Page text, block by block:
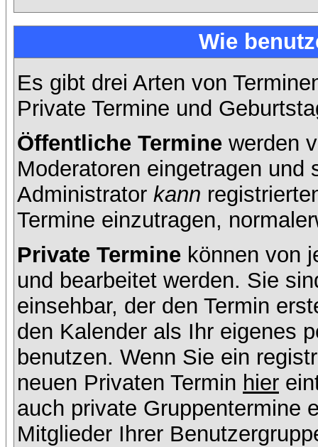
Wie
Es gibt drei Arten von
Private Termine und
Öffentliche Termine werden
Moderatoren eingetragen und
Administrator kann
Termine einzutragen,
Private Termine können von
und bearbeitet werden. Sie
einsehbar, der den Termin
den Kalender als Ihr eigenes
benutzen. Wenn Sie ein
neuen Privaten Termin hier
auch private Gruppentermine
Mitglieder Ihrer